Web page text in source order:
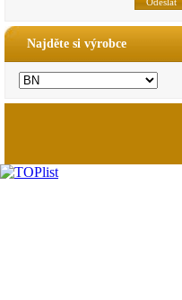
Najděte si výrobce